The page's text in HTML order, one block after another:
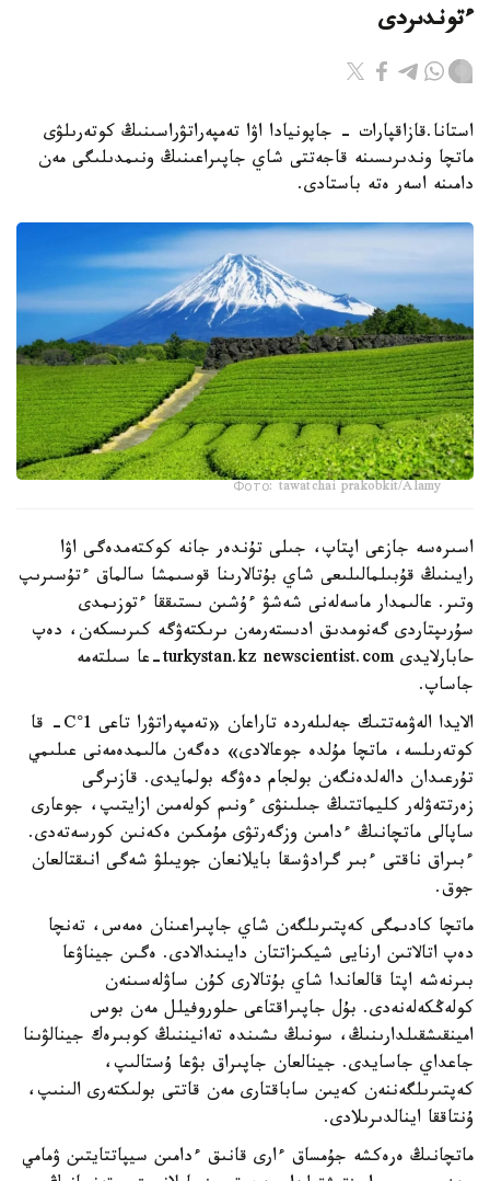
ءتوندىردى
استانا.قازاقپارات - جاپونيادا اۋا تەمپەراتۋراسىنىڭ كوتەرىلۋى
ماتچا وندىرىسىنە قاجەتتى شاي جاپىراعىنىڭ ونىمدىلىگى مەن
دامىنە اسەر ەتە باستادى.
Фото: tawatchai prakobkit/Alamy
اسىرەسە جازعى اپتاپ، جىلى تۇندەر جانە كوكتەمدەگى اۋا
رايىنىڭ قۇبىلمالىلىعى شاي بۇتالارىنا قوسىمشا سالماق ءتۇسىرىپ
وتىر. عالىمدار ماسەلەنى شەشۋ ءۇشىن ىستىققا ءتوزىمدى
سۇرىپتاردى گەنومدىق ادىستەرمەن ىرىكتەۋگە كىرىسكەن، دەپ
حابارلايدى turkystan.kz newscientist.com-عا سىلتەمە
جاساپ.
الايدا الەۋمەتتىك جەلىلەردە تاراعان «تەمپەراتۋرا تاعى 1°C- قا
كوتەرىلسە، ماتچا مۇلدە جوعالادى» دەگەن مالىمدەمەنى عىلىمي
تۇرعىدان دالەلدەنگەن بولجام دەۋگە بولمايدى. قازىرگى
زەرتتەۋلەر كليماتتىڭ جىلىنۋى ءونىم كولەمىن ازايتىپ، جوعارى
ساپالى ماتچانىڭ ءدامىن وزگەرتۋى مۇمكىن ەكەنىن كورسەتەدى.
ءبىراق ناقتى ءبىر گرادۋسقا بايلانعان جويىلۋ شەگى انىقتالعان
جوق.
ماتچا كادىمگى كەپتىرىلگەن شاي جاپىراعىنان ەمەس، تەنچا
دەپ اتالاتىن ارنايى شيكىزاتتان دايىندالادى. ەگىن جيناۋعا
بىرنەشە اپتا قالعاندا شاي بۇتالارى كۇن ساۋلەسىنەن
كولەڭكەلەنەدى. بۇل جاپىراقتاعى حلوروفيلل مەن بوس
امينقىشقىلدارىنىڭ، سونىڭ ىشىندە تەانيننىڭ كوبىرەك جينالۋىنا
جاعداي جاسايدى. جينالعان جاپىراق بۋعا ۇستالىپ،
كەپتىرىلگەننەن كەيىن ساباقتارى مەن قاتتى بولىكتەرى الىنىپ،
ۇنتاققا اينالدىرىلادى.
ماتچانىڭ ەرەكشە جۇمساق ءارى قانىق ءدامىن سيپاتتايتىن ۋمامي